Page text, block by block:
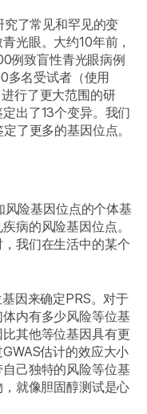
了常见和罕见的变
光眼。大约10年前，
例致盲性青光眼病例
多名受试者（使用
行了更大范围的研
出了13个变异。我们
了更多的基因位点。
险基因位点的个体基
病的风险基因位点。
我们在生活中的某个
因来确定PRS。对于
内有多少风险等位基
其他等位基因具有更
估计的效应大小
己独特的风险等位基
就像胆固醇测试是心